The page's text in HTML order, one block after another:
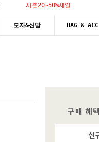
시즌20~50%세일
모자&신발 BAG & ACC